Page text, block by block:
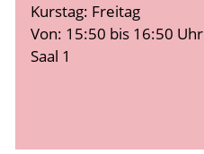
Kurstag: Freitag
Von: 15:50 bis 16:50 Uhr
Saal 1